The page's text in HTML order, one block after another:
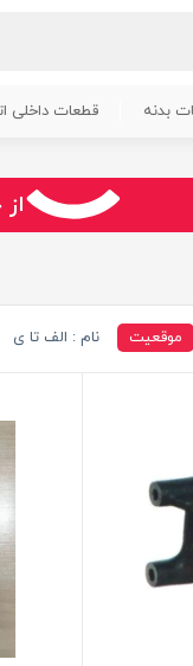
بدنه قطعات داخلی
موقعیت نام : الف تا ی